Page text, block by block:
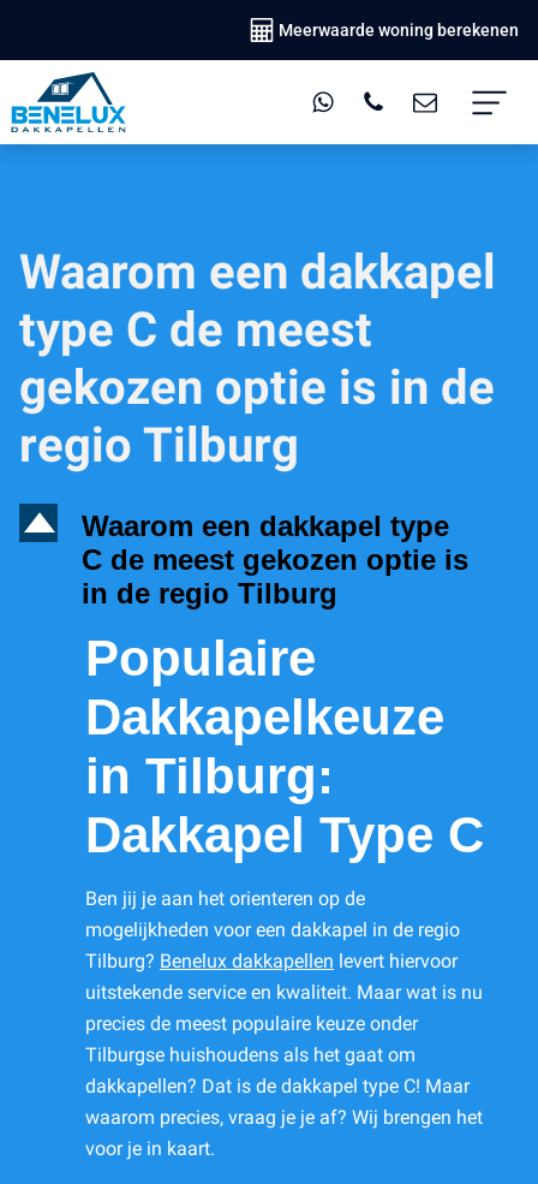
Meerwaarde woning berekenen
Waarom een dakkapel
type C de meest
gekozen optie is in de
regio Tilburg
D
Waarom een dakkapel type
C de meest gekozen optie is
in de regio Tilburg
Populaire
Dakkapelkeuze
in Tilburg:
Dakkapel Type C
Ben jij je aan het orienteren op de
mogelijkheden voor een dakkapel in de regio
Tilburg? Benelux dakkapellen levert hiervoor
uitstekende service en kwaliteit. Maar wat is nu
precies de meest populaire keuze onder
Tilburgse huishoudens als het gaat om
dakkapellen? Dat is de dakkapel type C! Maar
waarom precies, vraag je je af? Wij brengen het
voor je in kaart.